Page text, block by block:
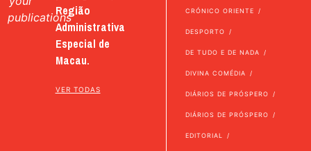
publicationsRegião
Administrativa
Especial de
Macau.
VER TODAS
CRÓNICO ORIENTE
DESPORTO
DE TUDO E DE NADA
DIVINA COMÉDIA
DIÁRIOS DE PRÓSPERO
DIÁRIOS DE PRÓSPERO
EDITORIAL